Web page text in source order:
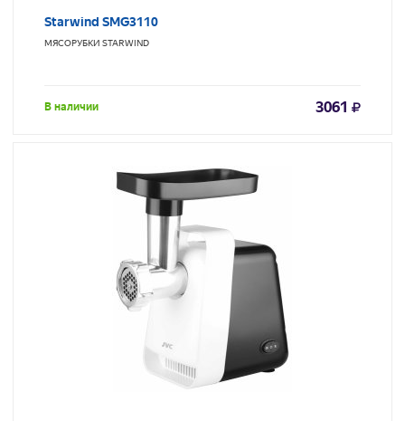
Starwind SMG3110
МЯСОРУБКИ STARWIND
В наличии 3061